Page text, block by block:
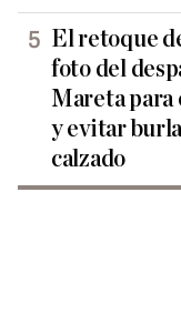
El retoque
foto del
Mareta para
y evitar
calzado